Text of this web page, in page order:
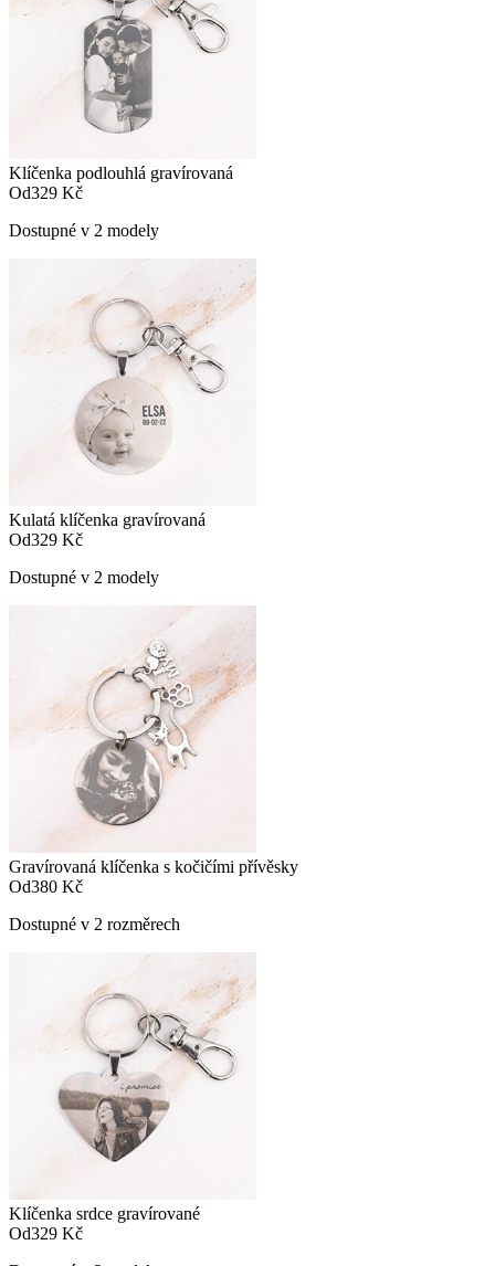
Klíčenka podlouhlá gravírovaná
Od329 Kč
Dostupné v 2 modely
Kulatá klíčenka gravírovaná
Od329 Kč
Dostupné v 2 modely
Gravírovaná klíčenka s kočičími přívěsky
Od380 Kč
Dostupné v 2 rozměrech
Klíčenka srdce gravírované
Od329 Kč